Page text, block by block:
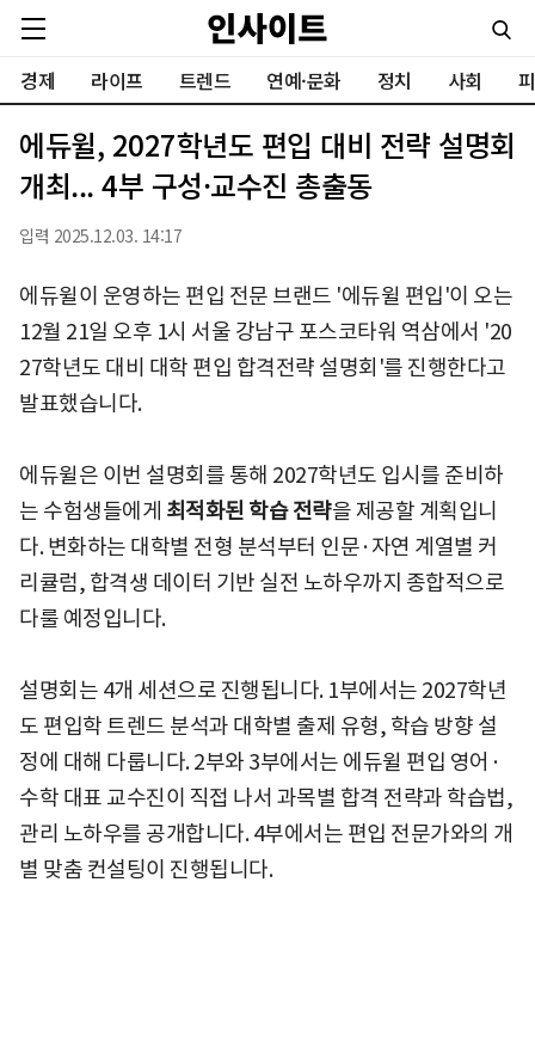
경제 라이프 트렌드 연예·문화 정치 사회
에듀윌, 2027학년도 편입 대비 전략 설명회
개최... 4부 구성·교수진 총출동
입력 2025.12.03. 14:17
에듀윌이 운영하는 편입 전문 브랜드 '에듀윌 편입'이 오는
12월 21일 오후 1시 서울 강남구 포스코타워 역삼에서 '20
27학년도 대비 대학 편입 합격전략 설명회'를 진행한다고
발표했습니다.
에듀윌은 이번 설명회를 통해 2027학년도 입시를 준비하
는 수험생들에게 최적화된 학습 전략을 제공할 계획입니
다. 변화하는 대학별 전형 분석부터 인문·자연 계열별 커
리큘럼, 합격생 데이터 기반 실전 노하우까지 종합적으로
다룰 예정입니다.
설명회는 4개 세션으로 진행됩니다. 1부에서는 2027학년
도 편입학 트렌드 분석과 대학별 출제 유형, 학습 방향 설
정에 대해 다룹니다. 2부와 3부에서는 에듀윌 편입 영어·
수학 대표 교수진이 직접 나서 과목별 합격 전략과 학습법,
관리 노하우를 공개합니다. 4부에서는 편입 전문가와의 개
별 맞춤 컨설팅이 진행됩니다.